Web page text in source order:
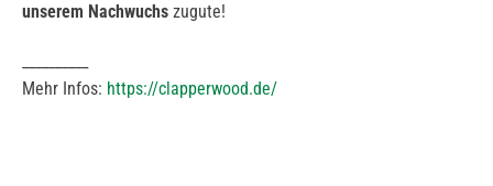
unserem Nachwuchs zugute!
Mehr Infos: https://clapperwood.de/